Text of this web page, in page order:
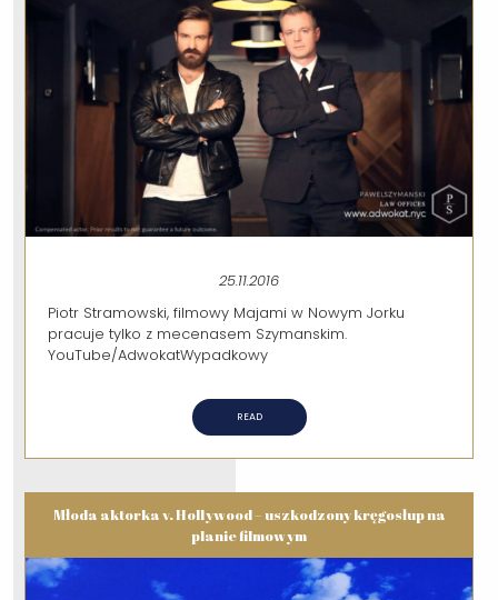
25.11.2016
Piotr Stramowski, filmowy Majami w Nowym Jorku
pracuje tylko z mecenasem Szymanskim.
YouTube/AdwokatWypadkowy
READ
Młoda aktorka v. Hollywood – uszkodzony kręgosłup na
planie filmowym